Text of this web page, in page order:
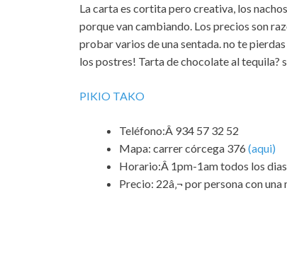
La carta es cortita pero creativa, los
porque van cambiando. Los precios son
probar varios de una sentada. no te
los postres! Tarta de chocolate al tequila?
PIKIO TAKO
Teléfono:Â 934 57 32 52
Mapa: carrer córcega 376 (aqui)
Horario:Â 1pm-1am todos los dias
Precio: 22â‚¬ por persona con